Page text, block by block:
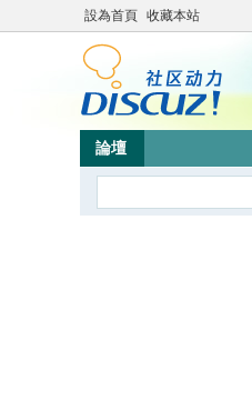
設為首頁 收藏本站
論壇